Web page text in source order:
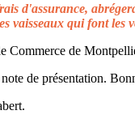
d'assurance,
vaisseaux qui font
Commerce de
de présentation.